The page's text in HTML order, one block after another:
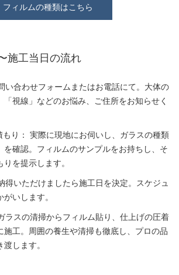
フィルムの種類はこちら
施工当日の流れ
い合わせフォームまたはお電話にて。大体の
視線」などのお悩み、ご住所をお知らせく
り： 実際に現地にお伺いし、ガラスの種類
を確認。フィルムのサンプルをお持ちし、そ
を提示します。
得いただけましたら施工日を決定。スケジュ
いします。
ラスの清掃からフィルム貼り、仕上げの圧着
施工。周囲の養生や清掃も徹底し、プロの品
します。